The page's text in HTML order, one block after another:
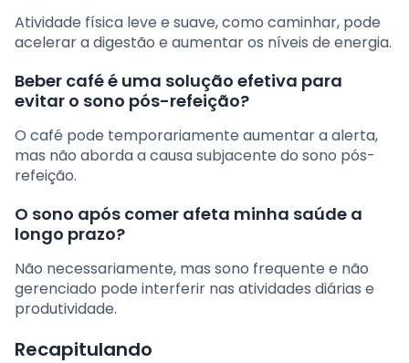
Atividade física leve e suave, como caminhar, pode
acelerar a digestão e aumentar os níveis de energia.
Beber café é uma solução efetiva para
evitar o sono pós-refeição?
O café pode temporariamente aumentar a alerta,
mas não aborda a causa subjacente do sono pós-
refeição.
O sono após comer afeta minha saúde a
longo prazo?
Não necessariamente, mas sono frequente e não
gerenciado pode interferir nas atividades diárias e
produtividade.
Recapitulando